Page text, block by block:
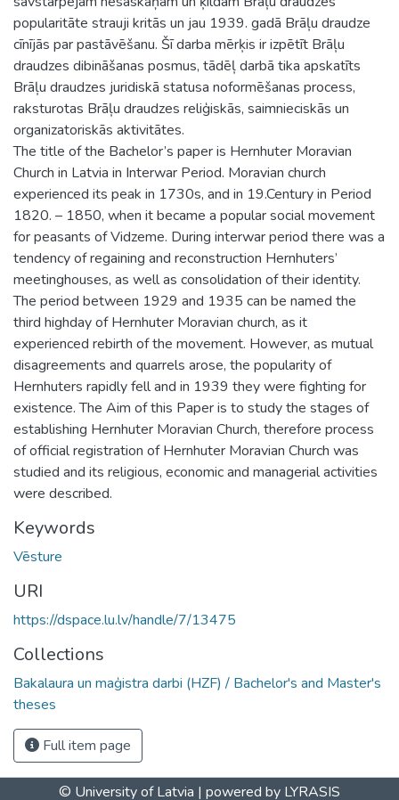
popularitāte strauji kritās un jau 1939. gadā Brāļu draudze
cīnījās par pastāvēšanu. Šī darba mērķis ir izpētīt Brāļu
draudzes dibināšanas posmus, tādēļ darbā tika apskatīts
Brāļu draudzes juridiskā statusa noformēšanas process,
raksturotas Brāļu draudzes reliģiskās, saimnieciskās un
organizatoriskās aktivitātes.
The title of the Bachelor’s paper is Hernhuter Moravian
Church in Latvia in Interwar Period. Moravian church
experienced its peak in 1730s, and in 19.Century in Period
1820. – 1850, when it became a popular social movement
for peasants of Vidzeme. During interwar period there was a
tendency of regaining and reconstruction Hernhuters’
meetinghouses, as well as consolidation of their identity.
The period between 1929 and 1935 can be named the
third highday of Hernhuter Moravian church, as it
experienced rebirth of the movement. However, as mutual
disagreements and quarrels arose, the popularity of
Hernhuters rapidly fell and in 1939 they were fighting for
existence. The Aim of this Paper is to study the stages of
establishing Hernhuter Moravian Church, therefore process
of official registration of Hernhuter Moravian Church was
studied and its religious, economic and managerial activities
were described.
Keywords
Vēsture
URI
https://dspace.lu.lv/handle/7/13475
Collections
Bakalaura un maģistra darbi (HZF) / Bachelor's and Master's
theses
Full item page
© University of Latvia | powered by LYRASIS